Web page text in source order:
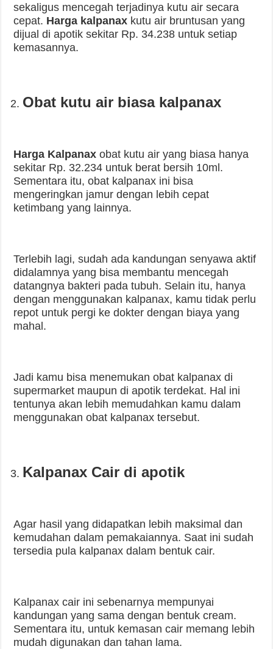
sekaligus mencegah terjadinya kutu air secara
cepat. Harga kalpanax kutu air bruntusan yang
dijual di apotik sekitar Rp. 34.238 untuk setiap
kemasannya.
Obat kutu air biasa kalpanax
Harga Kalpanax obat kutu air yang biasa hanya
sekitar Rp. 32.234 untuk berat bersih 10ml.
Sementara itu, obat kalpanax ini bisa
mengeringkan jamur dengan lebih cepat
ketimbang yang lainnya.
Terlebih lagi, sudah ada kandungan senyawa aktif
didalamnya yang bisa membantu mencegah
datangnya bakteri pada tubuh. Selain itu, hanya
dengan menggunakan kalpanax, kamu tidak perlu
repot untuk pergi ke dokter dengan biaya yang
mahal.
Jadi kamu bisa menemukan obat kalpanax di
supermarket maupun di apotik terdekat. Hal ini
tentunya akan lebih memudahkan kamu dalam
menggunakan obat kalpanax tersebut.
Kalpanax Cair di apotik
Agar hasil yang didapatkan lebih maksimal dan
kemudahan dalam pemakaiannya. Saat ini sudah
tersedia pula kalpanax dalam bentuk cair.
Kalpanax cair ini sebenarnya mempunyai
kandungan yang sama dengan bentuk cream.
Sementara itu, untuk kemasan cair memang lebih
mudah digunakan dan tahan lama.